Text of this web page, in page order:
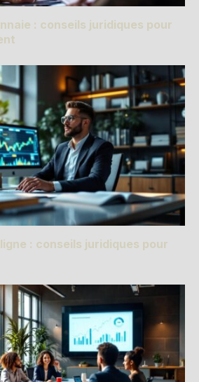
: conseils juridiques pour
: conseils juridiques pour